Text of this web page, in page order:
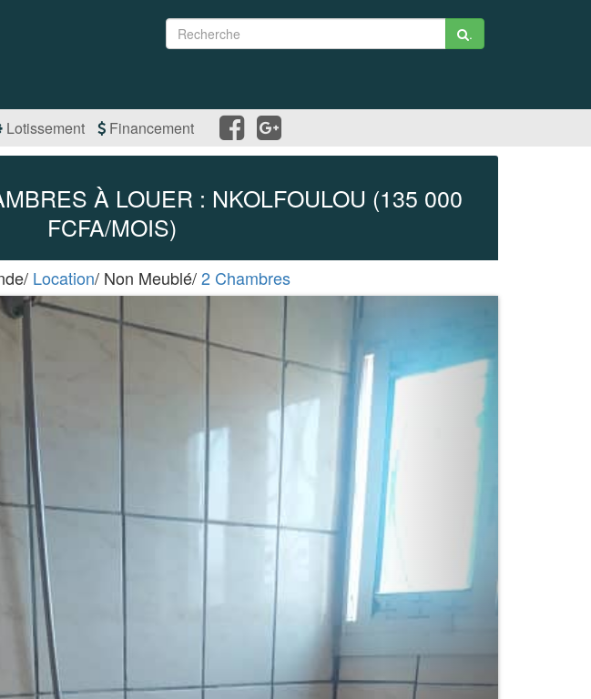
.
Lotissement Financement
À LOUER : NKOLFOULOU (135 000
FCFA/MOIS)
Location/ Non Meublé/2 Chambres